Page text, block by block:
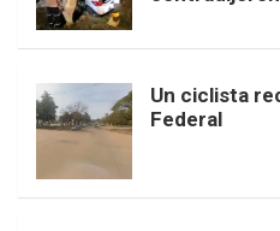
Un ciclista
Federal